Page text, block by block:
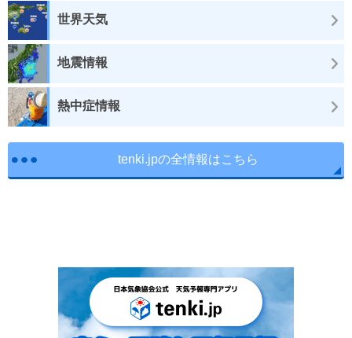
世界天気
地震情報
熱中症情報
tenki.jpの全情報はこちら